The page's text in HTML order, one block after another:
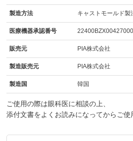
製造方法 キャストモールド製
医療機器承認番号 22400BZX00427000
販売元 PIA株式会社
製造販売元 PIA株式会社
製造国 韓国
ご使用の際は眼科医に相談の上、
添付文書をよくお読みになってからご使